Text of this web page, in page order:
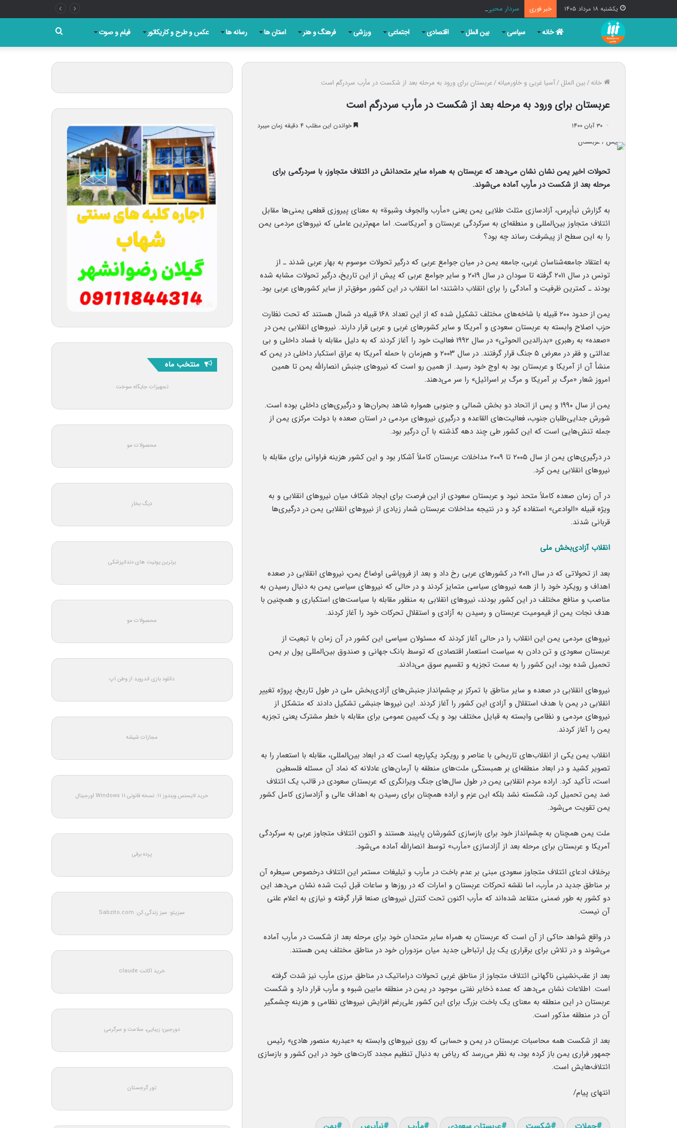
یکشنبه ۱۸ مرداد ۱۴۰۵ خبر فوری سردار محبی: آمریکا در این جنگ بدون دستاورد، شکست خود را پذیرفته است
خانه سیاسی بین الملل اقتصادی اجتماعی ورزشی فرهنگ و هنر استان ها رسانه ها عکس و طرح و کاریکاتور فیلم و صوت
برای
خانه/بین الملل/آسیا غربی و خاورمیانه/عربستان برای ورود به مرحله بعد از شکست در مأرب سردرگم است
عربستان برای ورود به مرحله بعد از شکست در مأرب سردرگم است
۳۰ آبان ۱۴۰۰ خواندن این مطلب ۴ دقیقه زمان میبرد
تحولات اخیر یمن نشان نشان می‌دهد که عربستان به همراه سایر متحدانش در ائتلاف متجاوز، با سردرگمی برای
مرحله بعد از شکست در مأرب آماده می‌شوند.
به گزارش نبأپرس، آزادسازی مثلث طلایی یمن یعنی «مأرب والجوف وشبوة» به معنای پیروزی قطعی یمنی‌ها مقابل
ائتلاف متجاوز بین‌المللی و منطقه‌ای به سرکردگی عربستان و آمریکاست. اما مهم‌ترین عاملی که نیروهای مردمی یمن
را به این سطح از پیشرفت رساند چه بود؟
به اعتقاد جامعه‌شناسان غربی، جامعه یمن در میان جوامع عربی که درگیر تحولات موسوم به بهار عربی شدند ـ از
تونس در سال ۲۰۱۱ گرفته تا سودان در سال ۲۰۱۹ و سایر جوامع عربی که پیش از این تاریخ، درگیر تحولات مشابه شده
بودند ـ کمترین ظرفیت و آمادگی را برای انقلاب داشتند؛ اما انقلاب در این کشور موفق‌تر از سایر کشورهای عربی بود.
یمن از حدود ۲۰۰ قبیله با شاخه‌های مختلف تشکیل شده که از این تعداد ۱۶۸ قبیله در شمال هستند که تحت نظارت
حزب اصلاح وابسته به عربستان سعودی و آمریکا و سایر کشورهای غربی و عربی قرار دارند. نیروهای انقلابی یمن در
«صعده» به رهبری «بدرالدین الحوثی» در سال ۱۹۹۲ فعالیت خود را آغاز کردند که به دلیل مقابله با فساد داخلی و بی
عدالتی و فقر در معرض ۵ جنگ قرار گرفتند. در سال ۲۰۰۳ و هم‌زمان با حمله آمریکا به عراق استکبار داخلی در یمن که
منشأ آن از آمریکا و عربستان بود به اوج خود رسید. از همین رو است که نیروهای جنبش انصارالله یمن تا همین
امروز شعار «مرگ بر آمریکا و مرگ بر اسرائیل» را سر می‌دهند.
یمن از سال ۱۹۹۰ و پس از اتحاد دو بخش شمالی و جنوبی همواره شاهد بحران‌ها و درگیری‌های داخلی بوده است.
شورش جدایی‌طلبان جنوب، فعالیت‌های القاعده و درگیری نیروهای مردمی در استان صعده با دولت مرکزی یمن از
جمله تنش‌هایی است که این کشور طی چند دهه گذشته با آن درگیر بود.
در درگیری‌های یمن از سال ۲۰۰۵ تا ۲۰۰۹ مداخلات عربستان کاملاً آشکار بود و این کشور هزینه فراوانی برای مقابله با
نیروهای انقلابی یمن کرد.
در آن زمان صعده کاملاً متحد نبود و عربستان سعودی از این فرصت برای ایجاد شکاف میان نیروهای انقلابی و به
ویژه قبیله «الوادعی» استفاده کرد و در نتیجه مداخلات عربستان شمار زیادی از نیروهای انقلابی یمن در درگیری‌ها
قربانی شدند.
انقلاب آزادی‌بخش ملی
بعد از تحولاتی که در سال ۲۰۱۱ در کشورهای عربی رخ داد و بعد از فروپاشی اوضاع یمن، نیروهای انقلابی در صعده
اهداف و رویکرد خود را از همه نیروهای سیاسی متمایز کردند و در حالی که نیروهای سیاسی یمن به دنبال رسیدن به
مناصب و منافع مختلف در این کشور بودند، نیروهای انقلابی به منظور مقابله با سیاست‌های استکباری و همچنین با
هدف نجات یمن از قیمومیت عربستان و رسیدن به آزادی و استقلال تحرکات خود را آغاز کردند.
نیروهای مردمی یمن این انقلاب را در حالی آغاز کردند که مسئولان سیاسی این کشور در آن زمان با تبعیت از
عربستان سعودی و تن دادن به سیاست استعمار اقتصادی که توسط بانک جهانی و صندوق بین‌المللی پول بر یمن
تحمیل شده بود، این کشور را به سمت تجزیه و تقسیم سوق می‌دادند.
نیروهای انقلابی در صعده و سایر مناطق با تمرکز بر چشم‌انداز جنبش‌های آزادی‌بخش ملی در طول تاریخ، پروژه تغییر
انقلابی در یمن با هدف استقلال و آزادی این کشور را آغاز کردند. این نیروها جنبشی تشکیل دادند که متشکل از
نیروهای مردمی و نظامی وابسته به قبایل مختلف بود و یک کمپین عمومی برای مقابله با خطر مشترک یعنی تجزیه
یمن را آغاز کردند.
انقلاب یمن یکی از انقلاب‌های تاریخی با عناصر و رویکرد یکپارچه است که در ابعاد بین‌المللی، مقابله با استعمار را به
تصویر کشید و در ابعاد منطقه‌ای بر همبستگی ملت‌های منطقه با آرمان‌های عادلانه که نماد آن مسئله فلسطین
است، تأکید کرد. اراده مردم انقلابی یمن در طول سال‌های جنگ ویرانگری که عربستان سعودی در قالب یک ائتلاف
ضد یمن تحمیل کرد، شکسته نشد بلکه این عزم و اراده همچنان برای رسیدن به اهداف عالی و آزادسازی کامل کشور
یمن تقویت می‌شود.
ملت یمن همچنان به چشم‌انداز خود برای بازسازی کشورشان پایبند هستند و اکنون ائتلاف متجاوز عربی به سرکردگی
آمریکا و عربستان برای مرحله بعد از آزادسازی «مأرب» توسط انصارالله آماده می‌شود.
برخلاف ادعای ائتلاف متجاوز سعودی مبنی بر عدم باخت در مأرب و تبلیغات مستمر این ائتلاف درخصوص سیطره آن
بر مناطق جدید در مأرب، اما نقشه تحرکات عربستان و امارات که در روزها و ساعات قبل ثبت شده نشان می‌دهد این
دو کشور به طور ضمنی متقاعد شده‌اند که مأرب اکنون تحت کنترل نیروهای صنعا قرار گرفته و نیازی به اعلام علنی
آن نیست.
در واقع شواهد حاکی از آن است که عربستان به همراه سایر متحدان خود برای مرحله بعد از شکست در مأرب آماده
می‌شوند و در تلاش برای برقراری یک پل ارتباطی جدید میان مزدوران خود در مناطق مختلف یمن هستند.
بعد از عقب‌نشینی ناگهانی ائتلاف متجاوز از مناطق غربی تحولات دراماتیک در مناطق مرزی مأرب نیز شدت گرفته
است. اطلاعات نشان می‌دهد که عمده ذخایر نفتی موجود در یمن در منطقه مابین شبوه و مأرب قرار دارد و شکست
عربستان در این منطقه به معنای یک باخت بزرگ برای این کشور علی‌رغم افزایش نیروهای نظامی و هزینه چشمگیر
آن در منطقه مذکور است.
بعد از شکست همه محاسبات عربستان در یمن و حسابی که روی نیروهای وابسته به «عبدربه منصور هادی» رئیس
جمهور فراری یمن باز کرده بود، به نظر می‌رسد که ریاض به دنبال تنظیم مجدد کارت‌های خود در این کشور و بازسازی
ائتلاف‌هایش است.
انتهای پیام/
منتخب ماه
تجهیزات جایگاه سوخت
محصولات مو
دیگ بخار
برترین یونیت های دندانپزشکی
محصولات مو
دانلود بازی اندروید از وطن اپ
مجازات شیشه
خرید لایسنس ویندوز 11: نسخه قانونی Windows 11 اورجینال
پرده برقی
سبزیتو: سبز زندگی کن: Sabzito.com
خرید اکانت claude
دورجین؛ زیبایی، سلامت و سرگرمی
تور گرجستان